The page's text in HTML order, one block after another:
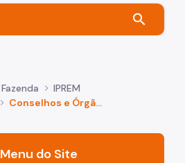
search
Fazenda
IPREM
Conselhos e Órgãos Colegiados
Menu do Site